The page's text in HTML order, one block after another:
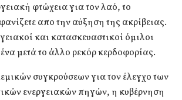
φτώχεια για τον λαό, το
απο την αύξηση της ακρίβειας.
και κατασκευαστικοί όμιλοι
μετά το άλλο ρεκόρ κερδοφορίας.
συγκρούσεων για τον έλεγχο των
ενεργειακών πηγών, η κυβέρνηση